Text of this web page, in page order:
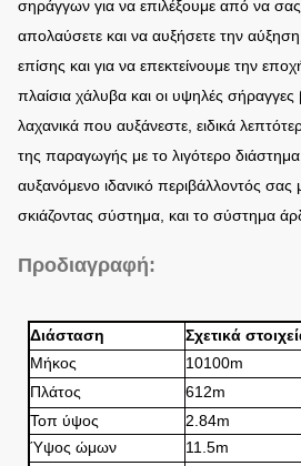
σηράγγων για να επιλέξουμε από να
απολαύσετε και να αυξήσετε την
επίσης και για να επεκτείνουμε την
πλαίσια χάλυβα και οι υψηλές
λαχανικά που αυξάνεστε, ειδικά
της παραγωγής με το λιγότερο
αυξανόμενο ιδανικό περιβάλλοντός σας
σκιάζοντας σύστημα, και το σύστημα
Προδιαγραφή:
Διάσταση
Σχετικά
Μήκος
10100m
Πλάτος
612m
Τοπ ύψος
2.84m
Ύψος ώμων
11.5m